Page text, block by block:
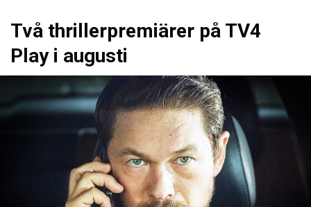
Två thrillerpremiärer på TV4
Play i augusti